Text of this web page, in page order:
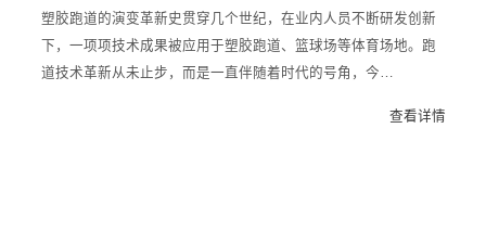
塑胶跑道的演变革新史贯穿几个世纪，在业内人员不断研发创新
下，一项项技术成果被应用于塑胶跑道、篮球场等体育场地。跑
道技术革新从未止步，而是一直伴随着时代的号角，今…
查看详情